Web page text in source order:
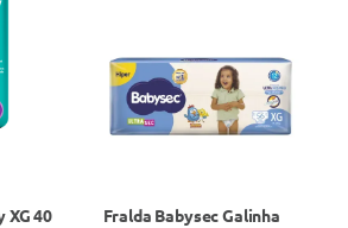
XG 40
Fralda Babysec Galinha